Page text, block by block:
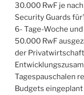
30.000 RwF je
Security Guards
6- Tage-Woche
50.000 RwF
der
Tagespauschalen
Budgets